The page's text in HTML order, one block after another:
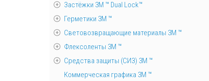
Застёжки 3М ™ Dual Lock™
Герметики 3М ™
Световозвращающие материалы 3М ™
Флексоленты 3М ™
Средства защиты (СИЗ) 3M ™
Коммерческая графика 3М ™